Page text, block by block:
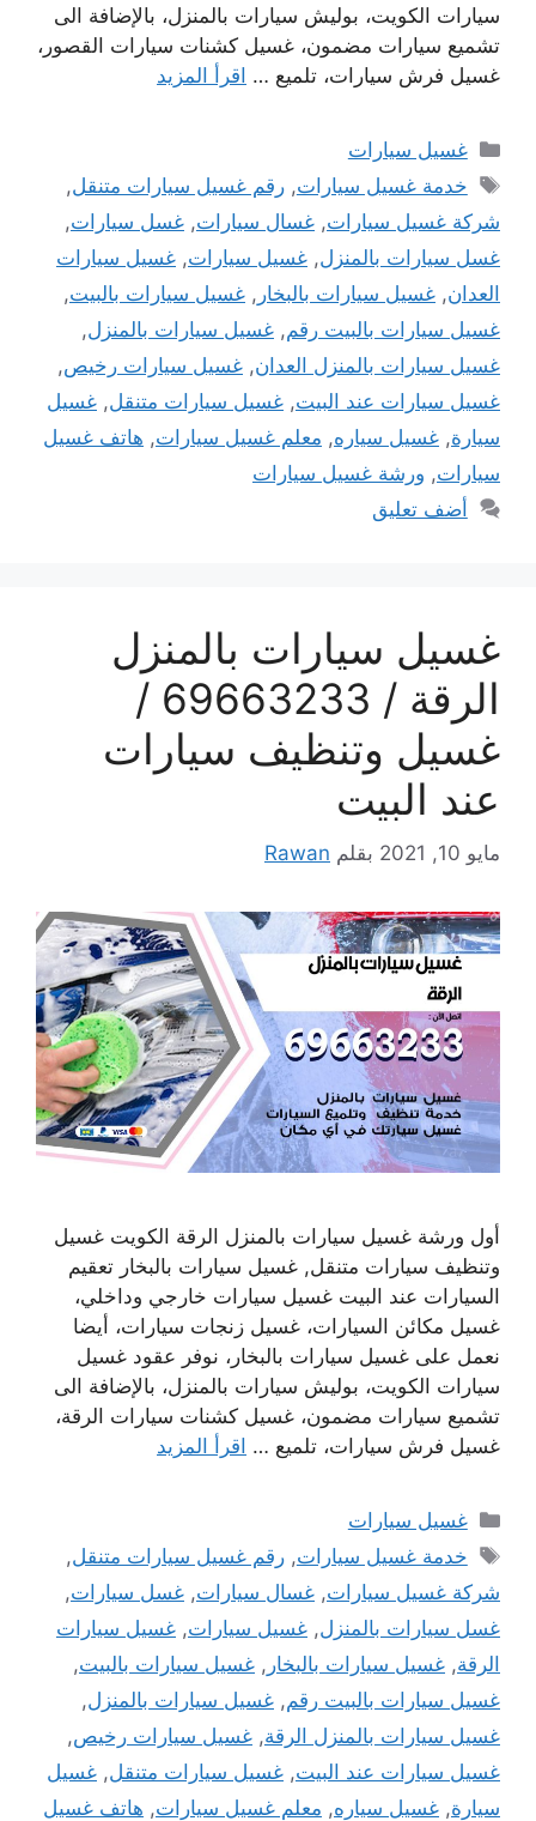
سيارات الكويت، بوليش سيارات بالمنزل، بالإضافة الى
تشميع سيارات مضمون، غسيل كشنات سيارات القصور،
غسيل فرش سيارات، تلميع … اقرأ المزيد
التصنيفات
غسيل سيارات
الوسوم
خدمة غسيل سيارات,رقم غسيل سيارات متنقل,
شركة غسيل سيارات, غسال سيارات, غسل سيارات,
غسل سيارات بالمنزل, غسيل سيارات, غسيل سيارات
العدان, غسيل سيارات بالبخار , غسيل سيارات بالبيت,
غسيل سيارات بالبيت رقم, غسيل سيارات بالمنزل,
غسيل سيارات بالمنزل العدان, غسيل سيارات رخيص,
غسيل سيارات عند البيت, غسيل سيارات متنقل, غسيل
سيارة, غسيل سياره, معلم غسيل سيارات, هاتف غسيل
سيارات, ورشة غسيل سيارات
أضف تعليق
غسيل سيارات بالمنزل
الرقة / 69663233 /
غسيل وتنظيف سيارات
عند البيت
مايو 10, 2021 بقلم Rawan
أول ورشة غسيل سيارات بالمنزل الرقة الكويت غسيل
وتنظيف سيارات متنقل, غسيل سيارات بالبخار تعقيم
السيارات عند البيت غسيل سيارات خارجي وداخلي،
غسيل مكائن السيارات، غسيل زنجات سيارات، أيضا
نعمل على غسيل سيارات بالبخار، نوفر عقود غسيل
سيارات الكويت، بوليش سيارات بالمنزل، بالإضافة الى
تشميع سيارات مضمون، غسيل كشنات سيارات الرقة،
غسيل فرش سيارات، تلميع … اقرأ المزيد
التصنيفات
غسيل سيارات
الوسوم
خدمة غسيل سيارات,رقم غسيل سيارات متنقل,
شركة غسيل سيارات, غسال سيارات, غسل سيارات,
غسل سيارات بالمنزل, غسيل سيارات, غسيل سيارات
الرقة, غسيل سيارات بالبخار , غسيل سيارات بالبيت,
غسيل سيارات بالبيت رقم, غسيل سيارات بالمنزل,
غسيل سيارات بالمنزل الرقة, غسيل سيارات رخيص,
غسيل سيارات عند البيت, غسيل سيارات متنقل, غسيل
سيارة, غسيل سياره, معلم غسيل سيارات, هاتف غسيل